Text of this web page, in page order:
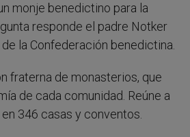
monje benedictino para la
responde el padre Notker
la Confederación benedictina.
fraterna de monasterios, que
de cada comunidad. Reúne a
346 casas y conventos.